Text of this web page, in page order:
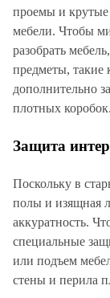
проемы и крутые
мебели. Чтобы
разобрать
предметы, такие
дополнительно
плотных коробок.
Защита
Поскольку в
полы и изящная
аккуратность.
специальные
или подъем
стены и перила